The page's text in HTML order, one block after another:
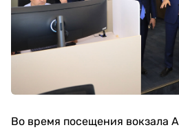
Во время посещения вокзала